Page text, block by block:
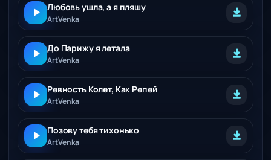
Любовь ушла, а я пляшу
ArtVenka
До Парижу я летала
ArtVenka
Ревность Колет, Как Репей
ArtVenka
Позову тебя тихонько
ArtVenka